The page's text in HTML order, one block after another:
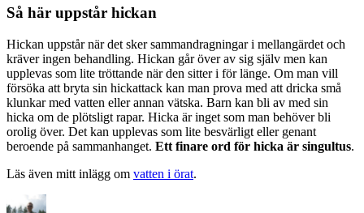
Så här uppstår hickan
Hickan uppstår när det sker sammandragningar i mellangärdet och
kräver ingen behandling. Hickan går över av sig själv men kan
upplevas som lite tröttande när den sitter i för länge. Om man vill
försöka att bryta sin hickattack kan man prova med att dricka små
klunkar med vatten eller annan vätska. Barn kan bli av med sin
hicka om de plötsligt rapar. Hicka är inget som man behöver bli
orolig över. Det kan upplevas som lite besvärligt eller genant
beroende på sammanhanget. Ett finare ord för hicka är singultus.
Läs även mitt inlägg om vatten i örat.
Författare